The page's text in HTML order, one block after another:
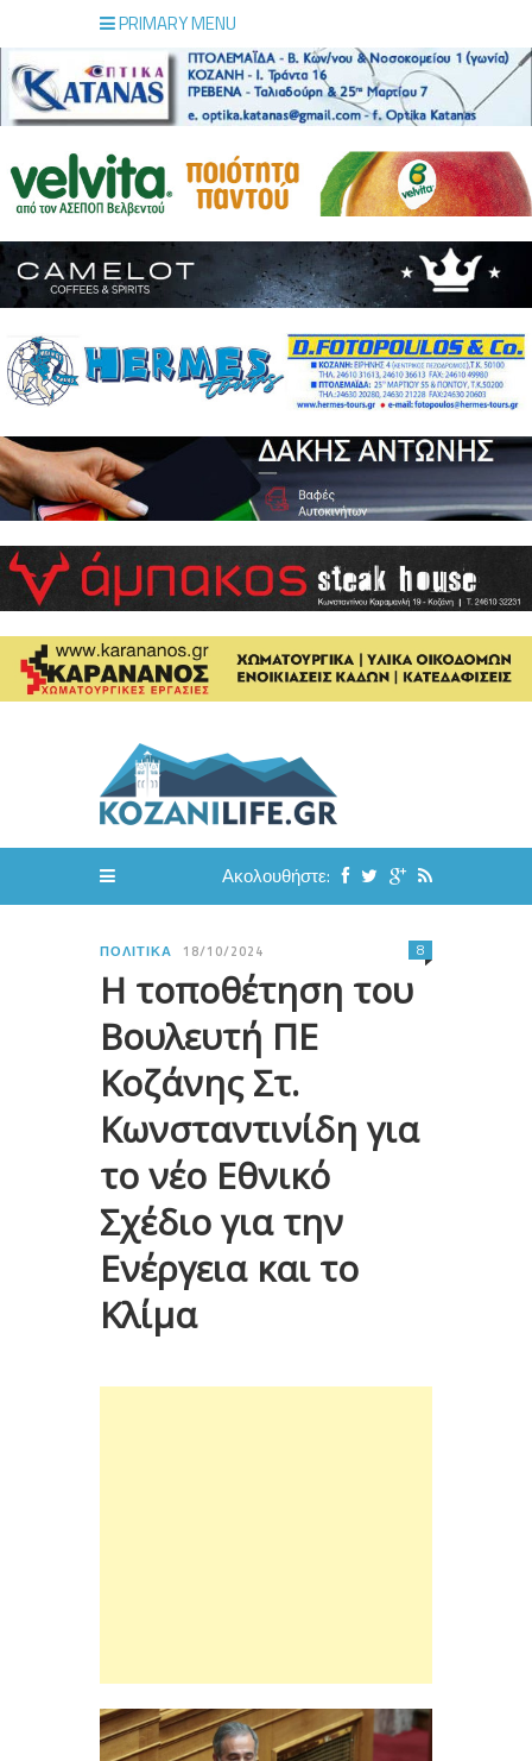
PRIMARY MENU
Ακολουθήστε:
ΠΟΛΙΤΙΚΆ 18/10/2024
Η τοποθέτηση του
Βουλευτή ΠΕ
Κοζάνης Στ.
Κωνσταντινίδη για
το νέο Εθνικό
Σχέδιο για την
Ενέργεια και το
Κλίμα
8